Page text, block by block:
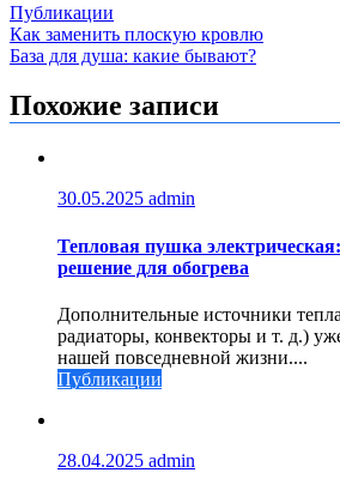
Публикации
Навигация
по
записям
Как заменить плоскую кровлю
База для душа: какие бывают?
Похожие записи
30.05.2025 admin
Тепловая пушка
решение для обогрева
Дополнительные источники
радиаторы, конвекторы и т. д.)
нашей повседневной жизни....
Публикации
28.04.2025 admin